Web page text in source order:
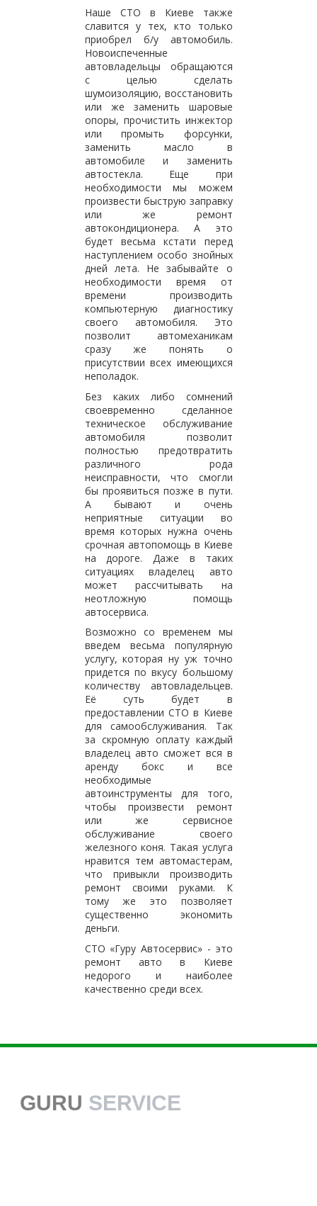
Наше СТО в Киеве также
славится у тех, кто только
приобрел б/у автомобиль.
Новоиспеченные
автовладельцы обращаются
с целью сделать
шумоизоляцию, восстановить
или же заменить шаровые
опоры, прочистить инжектор
или промыть форсунки,
заменить масло в
автомобиле и заменить
автостекла. Еще при
необходимости мы можем
произвести быструю заправку
или же ремонт
автокондиционера. А это
будет весьма кстати перед
наступлением особо знойных
дней лета. Не забывайте о
необходимости время от
времени производить
компьютерную диагностику
своего автомобиля. Это
позволит автомеханикам
сразу же понять о
присутствии всех имеющихся
неполадок.
Без каких либо сомнений
своевременно сделанное
техническое обслуживание
автомобиля позволит
полностью предотвратить
различного рода
неисправности, что смогли
бы проявиться позже в пути.
А бывают и очень
неприятные ситуации во
время которых нужна очень
срочная автопомощь в Киеве
на дороге. Даже в таких
ситуациях владелец авто
может рассчитывать на
неотложную помощь
автосервиса.
Возможно со временем мы
введем весьма популярную
услугу, которая ну уж точно
придется по вкусу большому
количеству автовладельцев.
Её суть будет в
предоставлении СТО в Киеве
для самообслуживания. Так
за скромную оплату каждый
владелец авто сможет вся в
аренду бокс и все
необходимые
автоинструменты для того,
чтобы произвести ремонт
или же сервисное
обслуживание своего
железного коня. Такая услуга
нравится тем автомастерам,
что привыкли производить
ремонт своими руками. К
тому же это позволяет
существенно экономить
деньги.
СТО «Гуру Автосервис» - это
ремонт авто в Киеве
недорого и наиболее
качественно среди всех.
GURU SERVICE